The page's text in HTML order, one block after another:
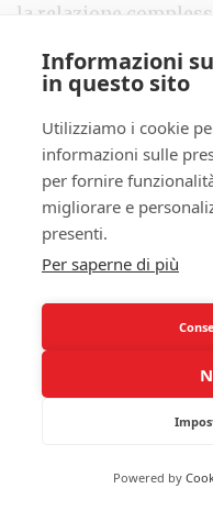
la relazione
ricercatori hanno
condizioni
l’asma e la
significativa
Durante la notte, il
portare a stridore e
provocando un
Questo non solo
mentale
e sulla tua
il giorno.
Una delle scoperte
l’infiammazione
sonno e veglia. Se
Informazioni
in questo sito
Utilizziamo i cookie
informazioni sulle
per fornire
migliorare e
presenti.
Per saperne di più
Powered by